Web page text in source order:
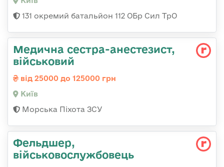
131 окремий батальйон 112 ОБр Сил ТрО
Медична сестpа-анестезист,
військовий
від 25000 до 125000 грн
Київ
Морська Піхота ЗСУ
Фельдшер,
військовослужбовець